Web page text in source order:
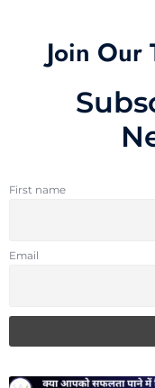
Join Our
First name
Email